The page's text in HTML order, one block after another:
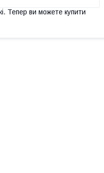
Тепер ви можете купити